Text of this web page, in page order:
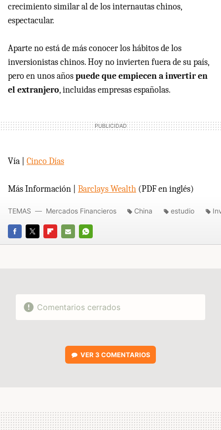
crecimiento similar al de los internautas chinos,
espectacular.
Aparte no está de más conocer los hábitos de los
inversionistas chinos. Hoy no invierten fuera de su país,
pero en unos añospuede que empiecen a invertir en
el extranjero, incluidas empresas españolas.
Vía | Cinco Días
Más Información | Barclays Wealth (PDF en inglés)
FACEBOOK
TWITTERFLIPBOARD
E-
WHATSAPP
TEMAS Mercados Financieros China estudio
Comentarios cerrados
VER 3 COMENTARIOS